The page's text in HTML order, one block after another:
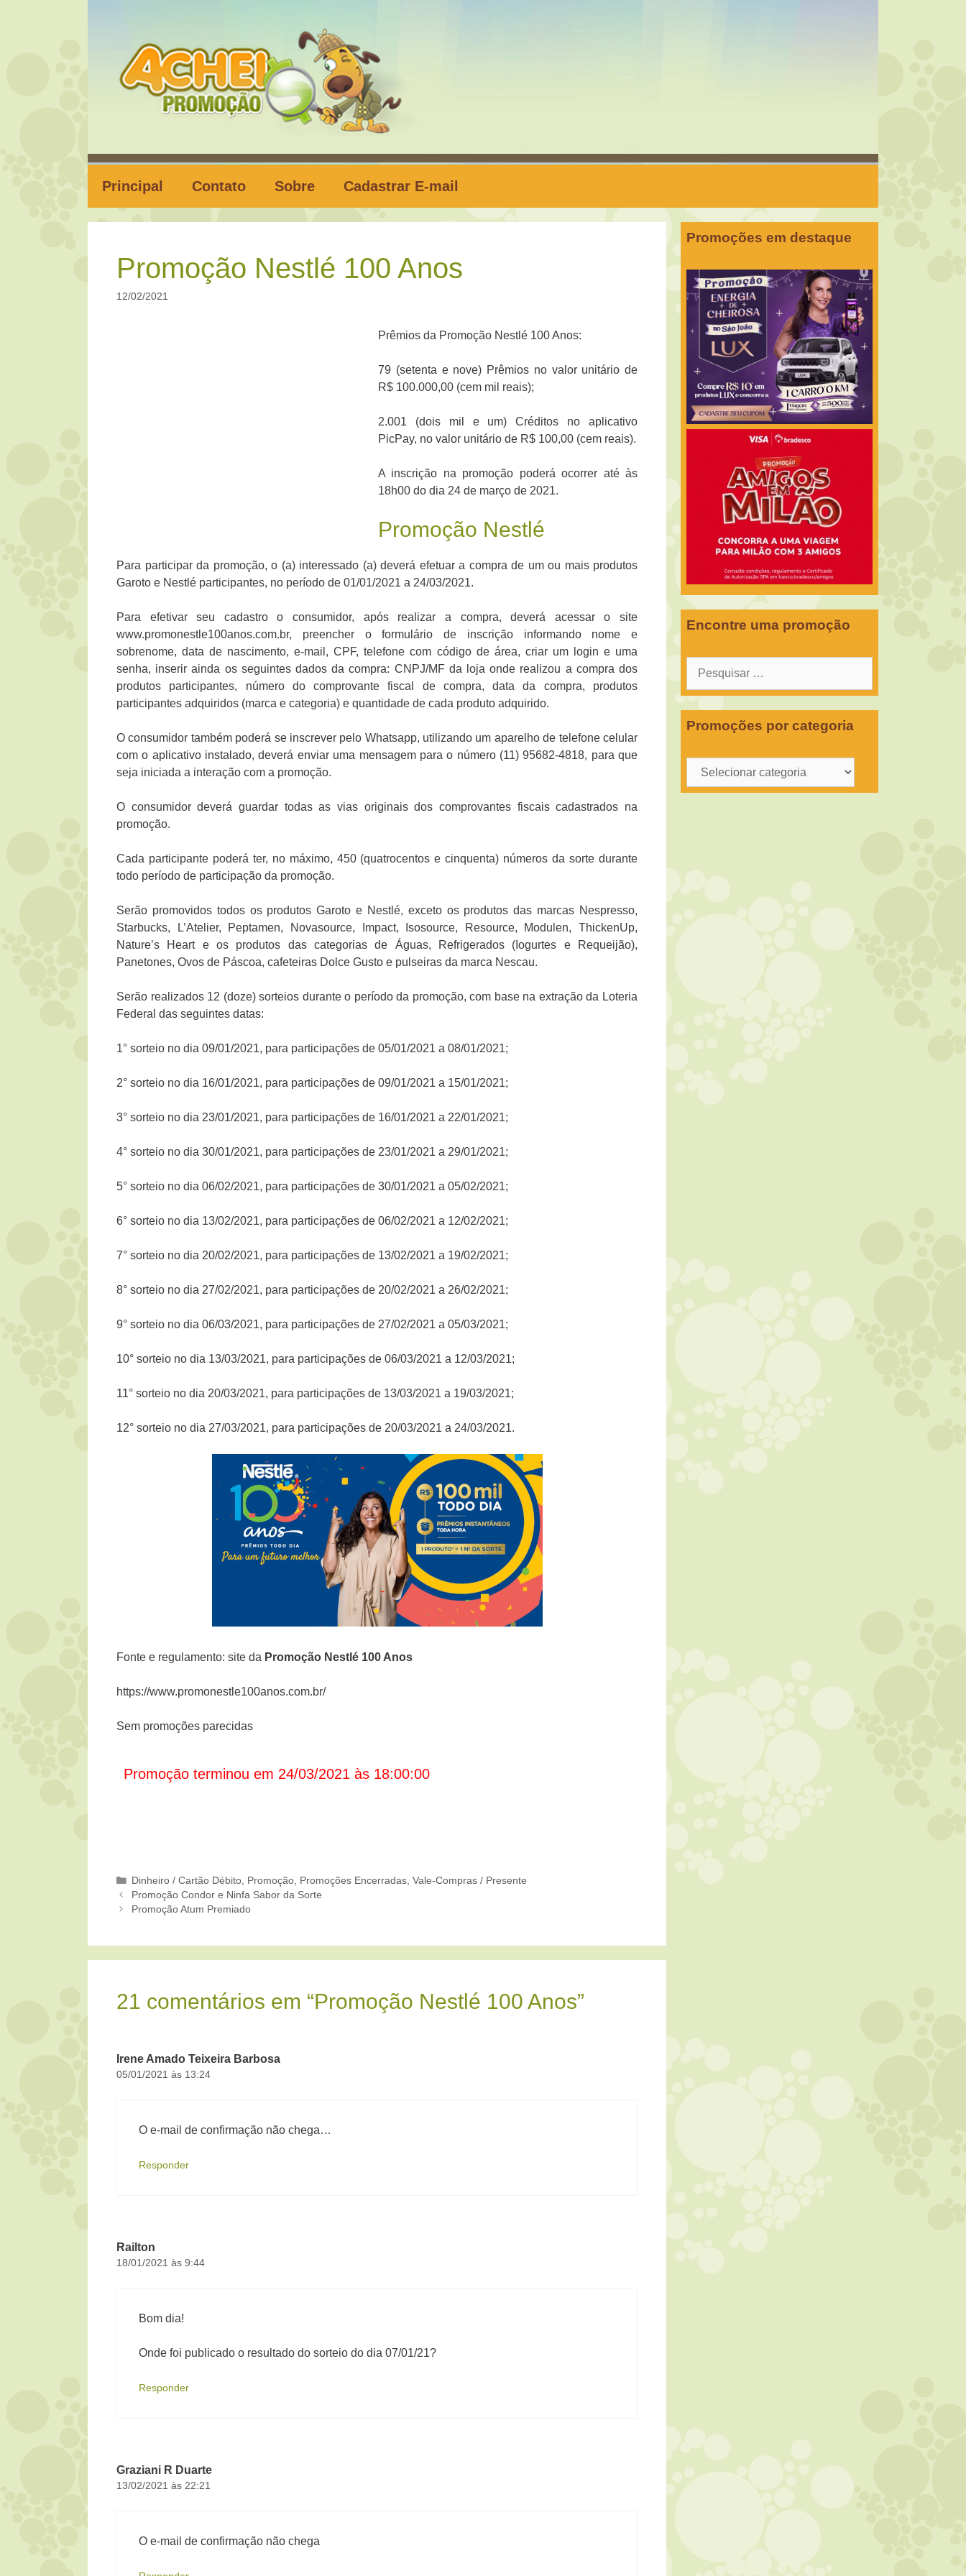
Principal Contato Sobre Cadastrar E-mail
Promoção Nestlé 100 Anos
12/02/2021
Prêmios da Promoção Nestlé 100 Anos:
79 (setenta e nove) Prêmios no valor unitário de
R$ 100.000,00 (cem mil reais);
2.001 (dois mil e um) Créditos no aplicativo
PicPay, no valor unitário de R$ 100,00 (cem reais).
A inscrição na promoção poderá ocorrer até às
18h00 do dia 24 de março de 2021.
Promoção Nestlé
Para participar da promoção, o (a) interessado (a) deverá efetuar a compra de um ou mais produtos
Garoto e Nestlé participantes, no período de 01/01/2021 a 24/03/2021.
Para efetivar seu cadastro o consumidor, após realizar a compra, deverá acessar o site
www.promonestle100anos.com.br, preencher o formulário de inscrição informando nome e
sobrenome, data de nascimento, e-mail, CPF, telefone com código de área, criar um login e uma
senha, inserir ainda os seguintes dados da compra: CNPJ/MF da loja onde realizou a compra dos
produtos participantes, número do comprovante fiscal de compra, data da compra, produtos
participantes adquiridos (marca e categoria) e quantidade de cada produto adquirido.
O consumidor também poderá se inscrever pelo Whatsapp, utilizando um aparelho de telefone celular
com o aplicativo instalado, deverá enviar uma mensagem para o número (11) 95682-4818, para que
seja iniciada a interação com a promoção.
O consumidor deverá guardar todas as vias originais dos comprovantes fiscais cadastrados na
promoção.
Cada participante poderá ter, no máximo, 450 (quatrocentos e cinquenta) números da sorte durante
todo período de participação da promoção.
Serão promovidos todos os produtos Garoto e Nestlé, exceto os produtos das marcas Nespresso,
Starbucks, L’Atelier, Peptamen, Novasource, Impact, Isosource, Resource, Modulen, ThickenUp,
Nature’s Heart e os produtos das categorias de Águas, Refrigerados (Iogurtes e Requeijão),
Panetones, Ovos de Páscoa, cafeteiras Dolce Gusto e pulseiras da marca Nescau.
Serão realizados 12 (doze) sorteios durante o período da promoção, com base na extração da Loteria
Federal das seguintes datas:
1° sorteio no dia 09/01/2021, para participações de 05/01/2021 a 08/01/2021;
2° sorteio no dia 16/01/2021, para participações de 09/01/2021 a 15/01/2021;
3° sorteio no dia 23/01/2021, para participações de 16/01/2021 a 22/01/2021;
4° sorteio no dia 30/01/2021, para participações de 23/01/2021 a 29/01/2021;
5° sorteio no dia 06/02/2021, para participações de 30/01/2021 a 05/02/2021;
6° sorteio no dia 13/02/2021, para participações de 06/02/2021 a 12/02/2021;
7° sorteio no dia 20/02/2021, para participações de 13/02/2021 a 19/02/2021;
8° sorteio no dia 27/02/2021, para participações de 20/02/2021 a 26/02/2021;
9° sorteio no dia 06/03/2021, para participações de 27/02/2021 a 05/03/2021;
10° sorteio no dia 13/03/2021, para participações de 06/03/2021 a 12/03/2021;
11° sorteio no dia 20/03/2021, para participações de 13/03/2021 a 19/03/2021;
12° sorteio no dia 27/03/2021, para participações de 20/03/2021 a 24/03/2021.
Fonte e regulamento: site da Promoção Nestlé 100 Anos
https://www.promonestle100anos.com.br/
Sem promoções parecidas
Promoção terminou em 24/03/2021 às 18:00:00
Categorias
Dinheiro / Cartão Débito Promoção Promoções Encerradas ,Vale-Compras / Presente
Promoção Condor e Ninfa Sabor da Sorte
Promoção Atum Premiado
21 comentários em “Promoção Nestlé 100 Anos”
Irene Amado Teixeira Barbosa
05/01/2021 às 13:24
O e-mail de confirmação não chega…
Responder
Railton
18/01/2021 às 9:44
Bom dia!
Onde foi publicado o resultado do sorteio do dia 07/01/21?
Responder
Graziani R Duarte
13/02/2021 às 22:21
O e-mail de confirmação não chega
Promoções em destaque
Encontre uma promoção
Pesquisar
Promoções por categoria
Promoções
por